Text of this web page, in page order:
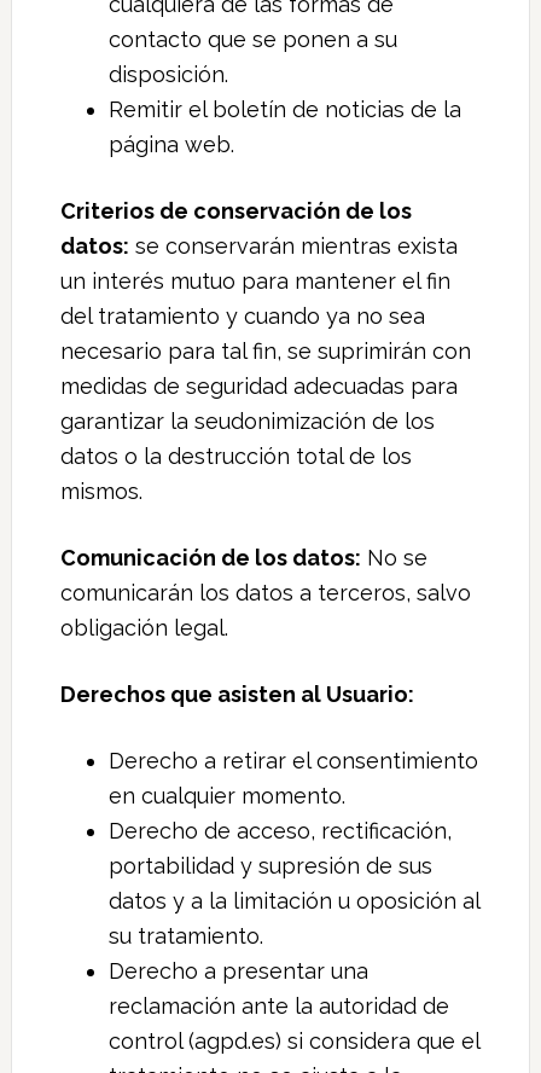
contacto que se ponen a su
disposición.
Remitir el boletín de noticias de la
página web.
Criterios de conservación de los
datos: se conservarán mientras exista
un interés mutuo para mantener el fin
del tratamiento y cuando ya no sea
necesario para tal fin, se suprimirán con
medidas de seguridad adecuadas para
garantizar la seudonimización de los
datos o la destrucción total de los
mismos.
Comunicación de los datos: No se
comunicarán los datos a terceros, salvo
obligación legal.
Derechos que asisten al Usuario:
Derecho a retirar el consentimiento
en cualquier momento.
Derecho de acceso, rectificación,
portabilidad y supresión de sus
datos y a la limitación u oposición al
su tratamiento.
Derecho a presentar una
reclamación ante la autoridad de
control (agpd.es) si considera que el